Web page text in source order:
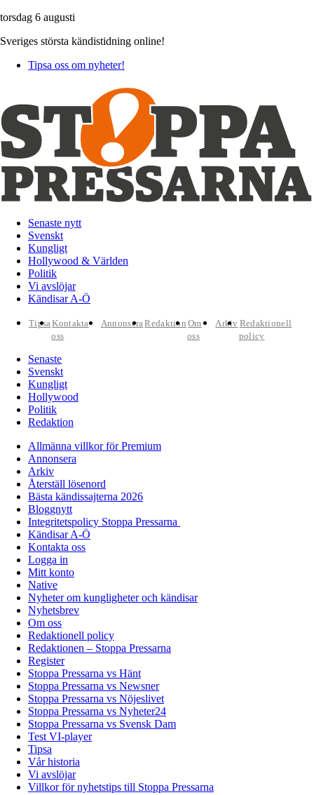
torsdag 6 augusti
Sveriges största kändistidning online!
Tipsa oss om nyheter!
Senaste nytt
Svenskt
Kungligt
Hollywood & Världen
Politik
Vi avslöjar
Kändisar A-Ö
TipsaKontakta
oss
AnnonseraRedaktion Om
oss
Arkiv Redaktionell
policy
Senaste
Svenskt
Kungligt
Hollywood
Politik
Redaktion
Allmänna villkor för Premium
Annonsera
Arkiv
Återställ lösenord
Bästa kändissajterna 2026
Bloggnytt
Integritetspolicy Stoppa Pressarna
Kändisar A-Ö
Kontakta oss
Logga in
Mitt konto
Native
Nyheter om kungligheter och kändisar
Nyhetsbrev
Om oss
Redaktionell policy
Redaktionen – Stoppa Pressarna
Register
Stoppa Pressarna vs Hänt
Stoppa Pressarna vs Newsner
Stoppa Pressarna vs Nöjeslivet
Stoppa Pressarna vs Nyheter24
Stoppa Pressarna vs Svensk Dam
Test VI-player
Tipsa
Vår historia
Vi avslöjar
Villkor för nyhetstips till Stoppa Pressarna